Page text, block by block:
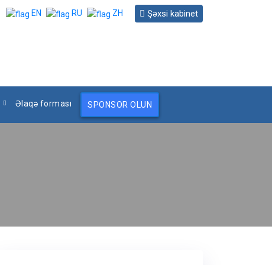
EN RU ZH Şəxsi kabinet
Əlaqə forması SPONSOR OLUN